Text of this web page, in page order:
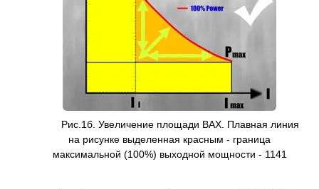
Рис.1б. Увеличение площади ВАХ. Плавная линия
на рисунке выделенная красным - граница
максимальной (100%) выходной мощности - 1141